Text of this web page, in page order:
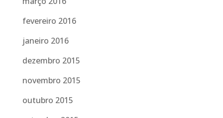
fevereiro 2016
janeiro 2016
dezembro 2015
novembro 2015
outubro 2015